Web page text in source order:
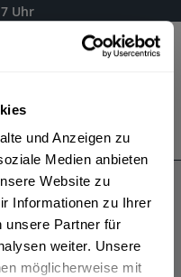
und Anzeigen zu
Medien anbieten
Website zu
Informationen zu Ihrer
unsere Partner für
weiter. Unsere
möglicherweise mit
Uhr
gilt unsereDatenschutzerklärung